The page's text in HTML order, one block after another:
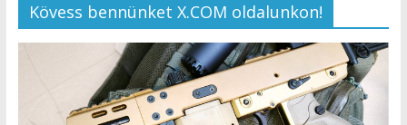
Kövess bennünket X.COM oldalunkon!